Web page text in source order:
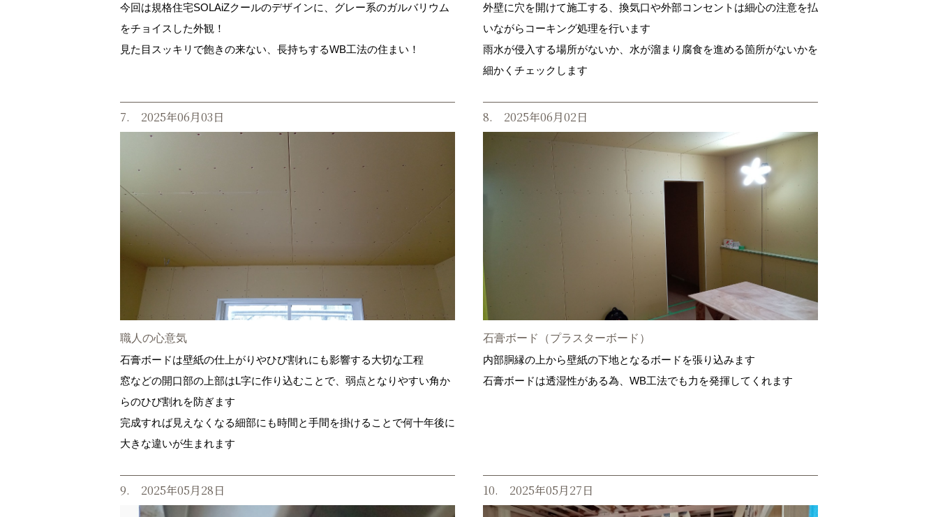
今回は規格住宅SOLAiZクールのデザインに、グレー系のガルバリウム
をチョイスした外観！
見た目スッキリで飽きの来ない、長持ちするWB工法の住まい！
外壁に穴を開けて施工する、換気口や外部コンセントは細心の注意を払
いながらコーキング処理を行います
雨水が侵入する場所がないか、水が溜まり腐食を進める箇所がないかを
細かくチェックします
7. 2025年06月03日
職人の心意気
石膏ボードは壁紙の仕上がりやひび割れにも影響する大切な工程
窓などの開口部の上部はL字に作り込むことで、弱点となりやすい角か
らのひび割れを防ぎます
完成すれば見えなくなる細部にも時間と手間を掛けることで何十年後に
大きな違いが生まれます
8. 2025年06月02日
石膏ボード（プラスターボード）
内部胴縁の上から壁紙の下地となるボードを張り込みます
石膏ボードは透湿性がある為、WB工法でも力を発揮してくれます
9. 2025年05月28日 10. 2025年05月27日